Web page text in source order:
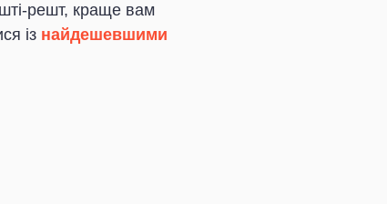
решт, краще вам
із найдешевшими